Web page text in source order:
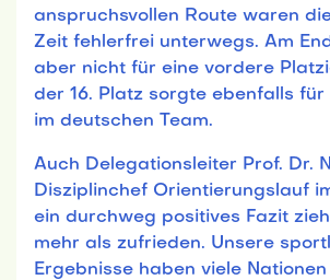
anspruchsvollen Route waren
Zeit fehlerfrei unterwegs. Am
aber nicht für eine vordere
der 16. Platz sorgte ebenfalls
im deutschen Team.
Auch Delegationsleiter Prof. Dr.
Disziplinchef Orientierungslauf
ein durchweg positives Fazit
mehr als zufrieden. Unsere
Ergebnisse haben viele